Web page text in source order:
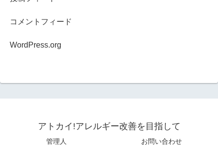
コメントフィード
WordPress.org
アトカイ!アレルギー改善を目指して
管理人 お問い合わせ